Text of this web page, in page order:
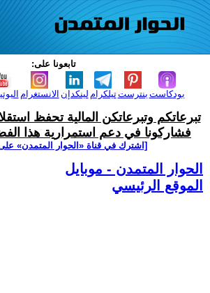
تابعونا على:
الانستغرام لينكدإن تيلكرامبنترست بودكاست
تبرعاتكم وتبرعاتكن المالية تحفظ
فشاركونا في دعم استمرارية هذا
[اشترك في قناة ‫«الحوار المتمدن»
الحوار المتمدن - موبايل
الموقع الرئيسي